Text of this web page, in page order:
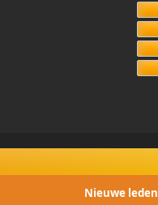
Nieuwe leden